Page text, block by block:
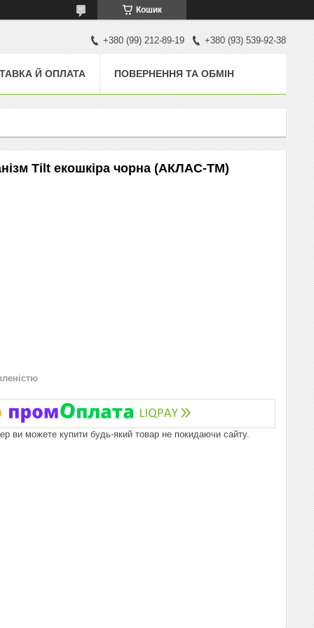
Кошик
+380 (99) 212-89-19 +380 (93) 539-92-38
Й ОПЛАТА ПОВЕРНЕННЯ ТА ОБМІН
Tilt екошкіра чорна (АКЛАС-ТМ)
ви можете купити будь-який товар не покидаючи сайту.